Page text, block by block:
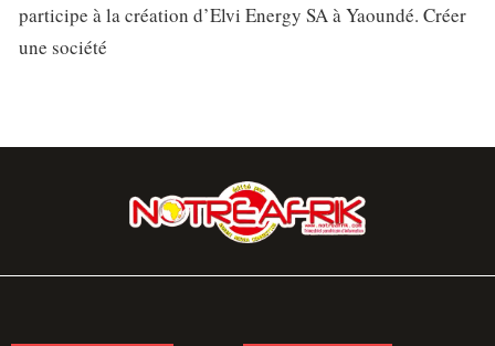
participe à la création d’Elvi Energy SA à Yaoundé. Créer
une société